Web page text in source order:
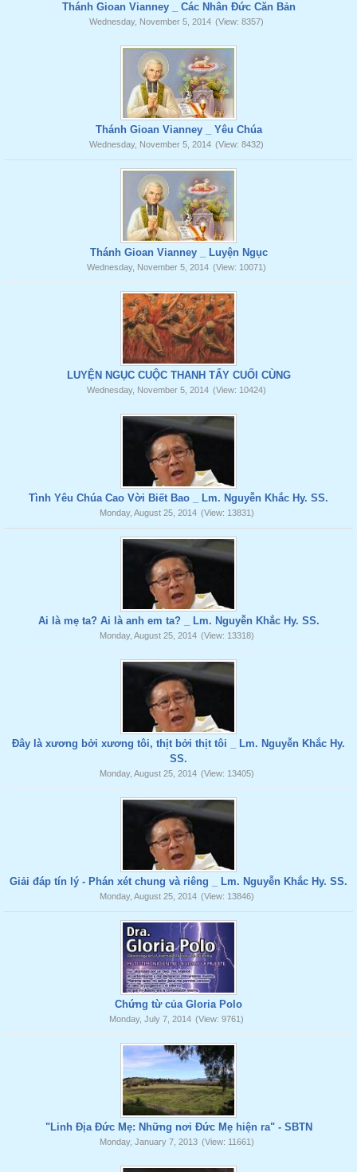
Thánh Gioan Vianney _ Các Nhân Đức Căn Bản
Wednesday, November 5, 2014 (View: 8357)
Thánh Gioan Vianney _ Yêu Chúa
Wednesday, November 5, 2014 (View: 8432)
Thánh Gioan Vianney _ Luyện Ngục
Wednesday, November 5, 2014 (View: 10071)
LUYỆN NGỤC CUỘC THANH TẨY CUỐI CÙNG
Wednesday, November 5, 2014 (View: 10424)
Tình Yêu Chúa Cao Vời Biết Bao _ Lm. Nguyễn Khắc Hy. SS.
Monday, August 25, 2014 (View: 13831)
Ai là mẹ ta? Ai là anh em ta? _ Lm. Nguyễn Khắc Hy. SS.
Monday, August 25, 2014 (View: 13318)
Đây là xương bởi xương tôi, thịt bởi thịt tôi _ Lm. Nguyễn Khắc Hy.
SS.
Monday, August 25, 2014 (View: 13405)
Giải đáp tín lý - Phán xét chung và riêng _ Lm. Nguyễn Khắc Hy. SS.
Monday, August 25, 2014 (View: 13846)
Chứng từ của Gloria Polo
Monday, July 7, 2014 (View: 9761)
"Linh Địa Đức Mẹ: Những nơi Đức Mẹ hiện ra" - SBTN
Monday, January 7, 2013 (View: 11661)